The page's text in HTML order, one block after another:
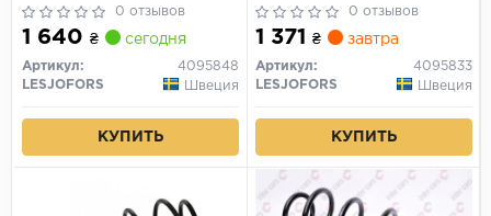
0 отзывов
1 640 ₴ сегодня
Артикул:
4095848
LESJOFORS
Швеция
КУПИТЬ
0 отзывов
1 371 ₴ завтра
Артикул:
4095833
LESJOFORS
Швеция
КУПИТЬ